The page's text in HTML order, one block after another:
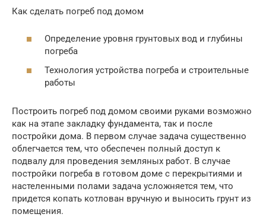
Как сделать погреб под домом
Определение уровня грунтовых вод и глубины
погреба
Технология устройства погреба и строительные
работы
Построить погреб под домом своими руками возможно
как на этапе закладку фундамента, так и после
постройки дома. В первом случае задача существенно
облегчается тем, что обеспечен полный доступ к
подвалу для проведения земляных работ. В случае
постройки погреба в готовом доме с перекрытиями и
настеленными полами задача усложняется тем, что
придется копать котлован вручную и выносить грунт из
помещения.